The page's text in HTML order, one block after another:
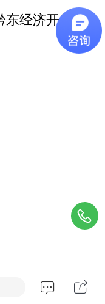
东经济开发区
校始创于